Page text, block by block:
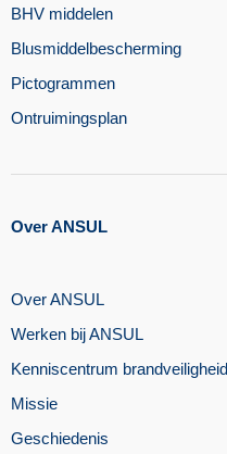
BHV middelen
Blusmiddelbescherming
Pictogrammen
Ontruimingsplan
Over ANSUL
Over ANSUL
Werken bij ANSUL
Kenniscentrum brandveiligheid
Missie
Geschiedenis